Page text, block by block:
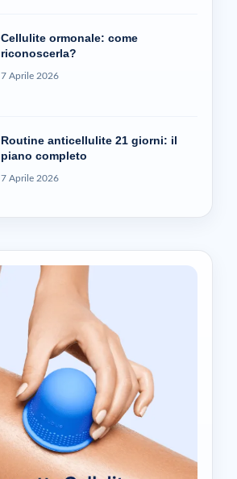
Cellulite ormonale: come
riconoscerla?
7 Aprile 2026
Routine anticellulite 21 giorni: il
piano completo
7 Aprile 2026